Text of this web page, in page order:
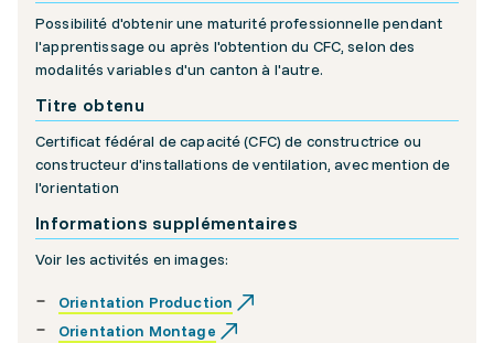
Possibilité d'obtenir une maturité professionnelle pendant
l'apprentissage ou après l'obtention du CFC, selon des
modalités variables d'un canton à l'autre.
Titre obtenu
Certificat fédéral de capacité (CFC) de constructrice ou
constructeur d'installations de ventilation, avec mention de
l'orientation
Informations supplémentaires
Voir les activités en images:
Orientation Production
Orientation Montage